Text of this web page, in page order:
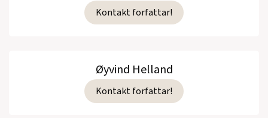
Kontakt forfattar!
Øyvind Helland
Kontakt forfattar!